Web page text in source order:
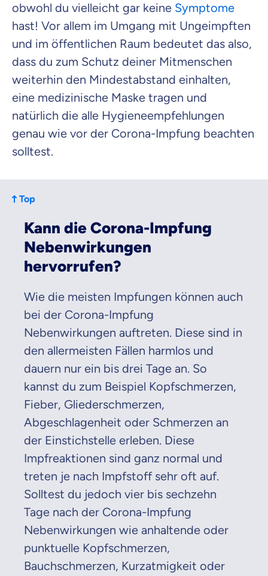
obwohl du vielleicht gar keine Symptome
hast! Vor allem im Umgang mit Ungeimpften
und im öffentlichen Raum bedeutet das also,
dass du zum Schutz deiner Mitmenschen
weiterhin den Mindestabstand einhalten,
eine medizinische Maske tragen und
natürlich die alle Hygieneempfehlungen
genau wie vor der Corona-Impfung beachten
solltest.
Top
Kann die Corona-Impfung
Nebenwirkungen
hervorrufen?
Wie die meisten Impfungen können auch
bei der Corona-Impfung
Nebenwirkungen auftreten. Diese sind in
den allermeisten Fällen harmlos und
dauern nur ein bis drei Tage an. So
kannst du zum Beispiel Kopfschmerzen,
Fieber, Gliederschmerzen,
Abgeschlagenheit oder Schmerzen an
der Einstichstelle erleben. Diese
Impfreaktionen sind ganz normal und
treten je nach Impfstoff sehr oft auf.
Solltest du jedoch vier bis sechzehn
Tage nach der Corona-Impfung
Nebenwirkungen wie anhaltende oder
punktuelle Kopfschmerzen,
Bauchschmerzen, Kurzatmigkeit oder